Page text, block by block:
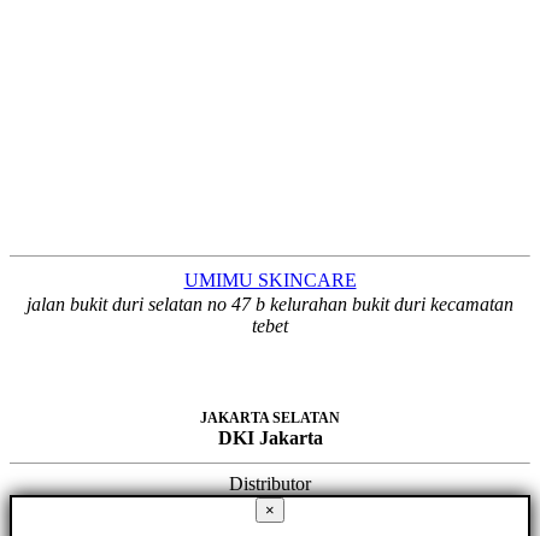
UMIMU SKINCARE
jalan bukit duri selatan no 47 b kelurahan bukit duri kecamatan
tebet
JAKARTA SELATAN
DKI Jakarta
Distributor
×